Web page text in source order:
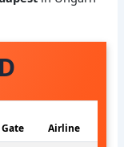
Gate
Airline